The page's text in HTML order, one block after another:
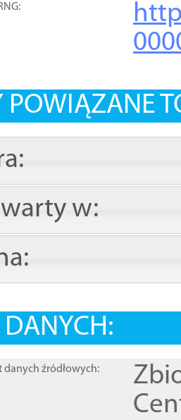
POWIĄZANE
w:
DANYCH:
danych źródłowych: